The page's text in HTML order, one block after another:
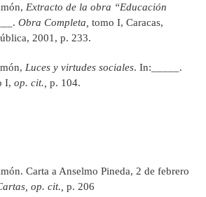
Extracto de la obra “Educación
Obra Completa, tomo I, Caracas,
2001, p. 233.
Luces y virtudes sociales. In:_____.
I, op. cit., p. 104.
Carta a Anselmo Pineda, 2 de febrero
op. cit., p. 206